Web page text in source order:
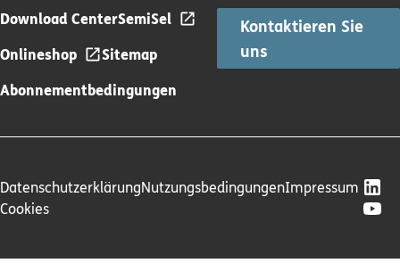
Download CenterSemiSel
Onlineshop
Sitemap
Abonnementbedingungen
Kontaktieren Sie
uns
DatenschutzerklärungNutzungsbedingungenImpressum
Cookies